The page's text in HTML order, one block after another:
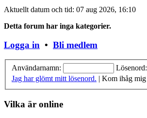
Aktuellt datum och tid: 07 aug 2026, 16:10
Detta forum har inga kategorier.
Logga in • Bli medlem
Användarnamn:
Lösenord:
Jag har glömt mitt lösenord. | Kom ihåg mig
Vilka är online